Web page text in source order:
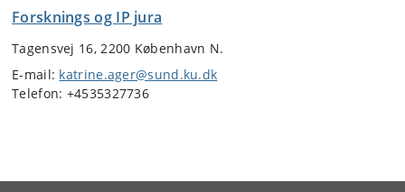
Forsknings og IP jura
Tagensvej 16, 2200 København N.
E-mail: katrine.ager@sund.ku.dk
Telefon: +4535327736